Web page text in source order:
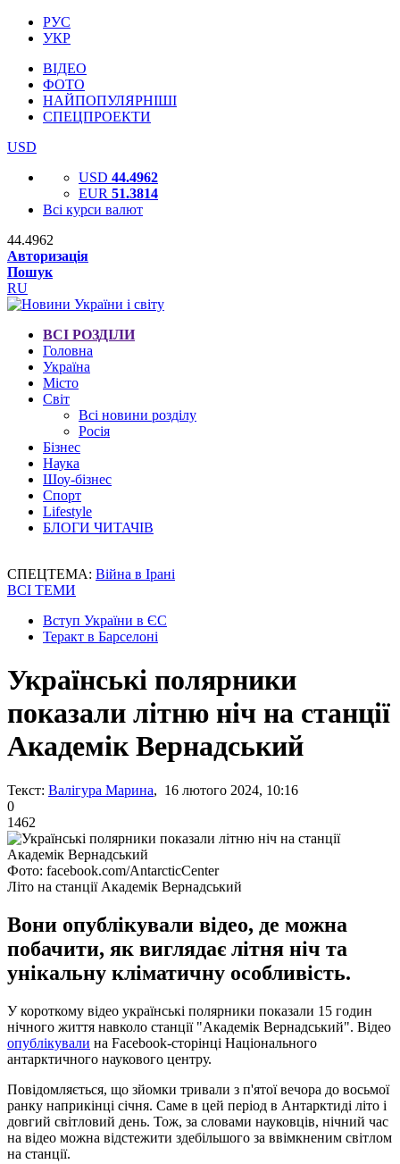
РУС
УКР
ВІДЕО
ФОТО
НАЙПОПУЛЯРНІШІ
СПЕЦПРОЕКТИ
USD
USD 44.4962
EUR 51.3814
Всі курси валют
44.4962
Авторизація
Пошук
RU
ВСІ РОЗДІЛИ
Головна
Україна
Місто
Світ
Всі новини розділу
Росія
Бізнес
Наука
Шоу-бізнес
Спорт
Lifestyle
БЛОГИ ЧИТАЧІВ
СПЕЦТЕМА: Війна в Ірані
ВСІ ТЕМИ
Вступ України в ЄС
Теракт в Барселоні
Українські полярники
показали літню ніч на станції
Академік Вернадський
Текст: Валігура Марина, 16 лютого 2024, 10:16
0
1462
Фото: facebook.com/AntarcticCenter
Літо на станції Академік Вернадський
Вони опублікували відео, де можна
побачити, як виглядає літня ніч та
унікальну кліматичну особливість.
У короткому відео українські полярники показали 15 годин
нічного життя навколо станції "Академік Вернадський". Відео
опублікували на Facebook-сторінці Національного
антарктичного наукового центру.
Повідомляється, що зйомки тривали з п'ятої вечора до восьмої
ранку наприкінці січня. Саме в цей період в Антарктиді літо і
довгий світловий день. Тож, за словами науковців, нічний час
на відео можна відстежити здебільшого за ввімкненим світлом
на станції.